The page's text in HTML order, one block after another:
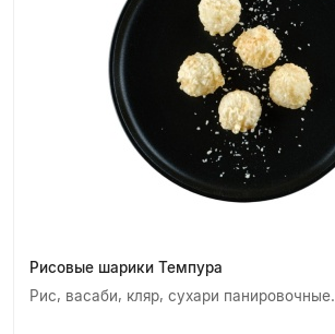
Рисовые шарики Темпура
Рис, васаби, кляр, сухари панировочные.